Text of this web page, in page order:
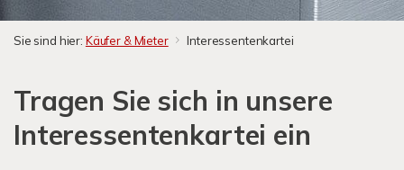
Sie sind hier: Käufer & Mieter Interessentenkartei
Tragen Sie sich in unsere
Interessentenkartei ein